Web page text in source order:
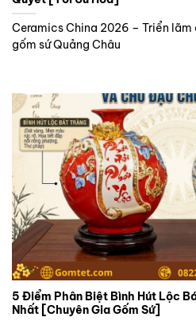
Ceramics China 2026 – Triển
gốm sứ Quảng Châu
5 Điểm Phân Biệt Bình Hút Lộc
Nhất [Chuyên Gia Gốm Sứ]